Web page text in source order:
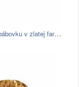
Forma na bábovku v zlatej farbe Nordic…